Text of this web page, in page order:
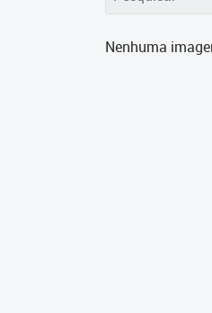
Nenhuma